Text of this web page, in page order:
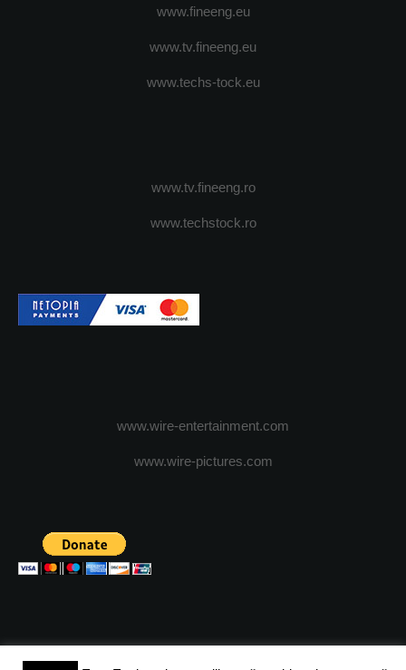
www.fineeng.eu
www.tv.fineeng.eu
www.techs-tock.eu
www.tv.fineeng.ro
www.techstock.ro
www.wire-entertainment.com
www.wire-pictures.com